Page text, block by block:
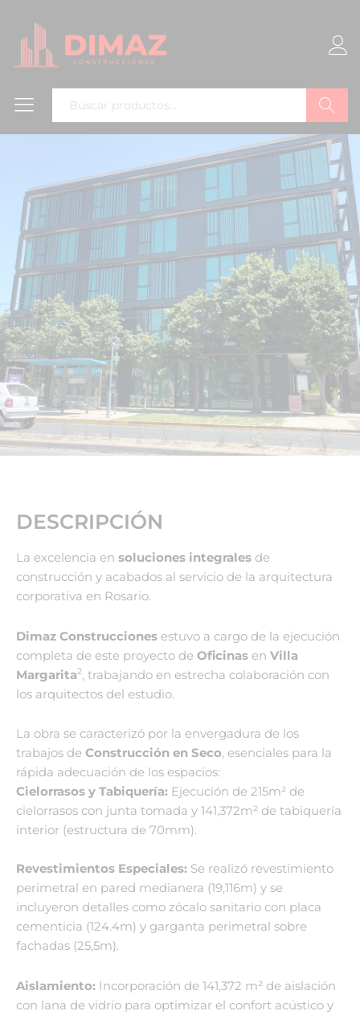
Buscar
DESCRIPCIÓN
La excelencia en soluciones integrales de
construcción y acabados al servicio de la arquitectura
corporativa en Rosario.
Dimaz Construcciones estuvo a cargo de la ejecución
completa de este proyecto de Oficinas en Villa
Margarita2, trabajando en estrecha colaboración con
los arquitectos del estudio.
La obra se caracterizó por la envergadura de los
trabajos de Construcción en Seco, esenciales para la
rápida adecuación de los espacios:
Cielorrasos y Tabiquería: Ejecución de 215m² de
cielorrasos con junta tomada y 141,372m² de tabiquería
interior (estructura de 70mm).
Revestimientos Especiales: Se realizó revestimiento
perimetral en pared medianera (19,116m) y se
incluyeron detalles como zócalo sanitario con placa
cementicia (124.4m) y garganta perimetral sobre
fachadas (25,5m).
Aislamiento: Incorporación de 141,372 m² de aislación
con lana de vidrio para optimizar el confort acústico y